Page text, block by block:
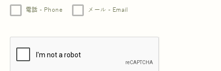
電話 - Phone メール - Email